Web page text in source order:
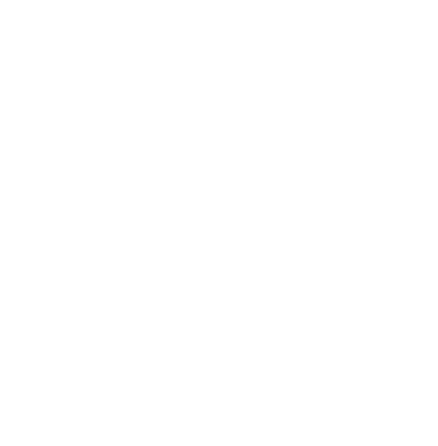
び３工区）の 一部を供用開始します
について
について